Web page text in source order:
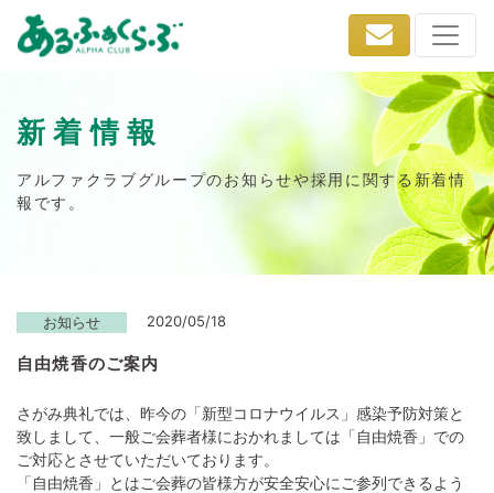
新着情報
アルファクラブグループのお知らせや採用に関する新着情
報です。
お知らせ 2020/05/18
自由焼香のご案内
さがみ典礼では、昨今の「新型コロナウイルス」感染予防対策と
致しまして、一般ご会葬者様におかれましては「自由焼香」での
ご対応とさせていただいております。
「自由焼香」とはご会葬の皆様方が安全安心にご参列できるよう